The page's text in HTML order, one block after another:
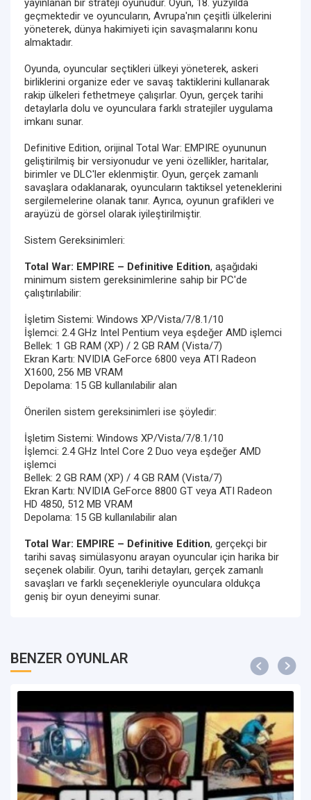
yayınlanan bir strateji oyunudur. Oyun, 18. yüzyılda
geçmektedir ve oyuncuların, Avrupa'nın çeşitli ülkelerini
yöneterek, dünya hakimiyeti için savaşmalarını konu
almaktadır.
Oyunda, oyuncular seçtikleri ülkeyi yöneterek, askeri
birliklerini organize eder ve savaş taktiklerini kullanarak
rakip ülkeleri fethetmeye çalışırlar. Oyun, gerçek tarihi
detaylarla dolu ve oyunculara farklı stratejiler uygulama
imkanı sunar.
Definitive Edition, orijinal Total War: EMPIRE oyununun
geliştirilmiş bir versiyonudur ve yeni özellikler, haritalar,
birimler ve DLC'ler eklenmiştir. Oyun, gerçek zamanlı
savaşlara odaklanarak, oyuncuların taktiksel yeteneklerini
sergilemelerine olanak tanır. Ayrıca, oyunun grafikleri ve
arayüzü de görsel olarak iyileştirilmiştir.
Sistem Gereksinimleri:
Total War: EMPIRE – Definitive Edition, aşağıdaki
minimum sistem gereksinimlerine sahip bir PC'de
çalıştırılabilir:
İşletim Sistemi: Windows XP/Vista/7/8.1/10
İşlemci: 2.4 GHz Intel Pentium veya eşdeğer AMD işlemci
Bellek: 1 GB RAM (XP) / 2 GB RAM (Vista/7)
Ekran Kartı: NVIDIA GeForce 6800 veya ATI Radeon
X1600, 256 MB VRAM
Depolama: 15 GB kullanılabilir alan
Önerilen sistem gereksinimleri ise şöyledir:
İşletim Sistemi: Windows XP/Vista/7/8.1/10
İşlemci: 2.4 GHz Intel Core 2 Duo veya eşdeğer AMD
işlemci
Bellek: 2 GB RAM (XP) / 4 GB RAM (Vista/7)
Ekran Kartı: NVIDIA GeForce 8800 GT veya ATI Radeon
HD 4850, 512 MB VRAM
Depolama: 15 GB kullanılabilir alan
Total War: EMPIRE – Definitive Edition, gerçekçi bir
tarihi savaş simülasyonu arayan oyuncular için harika bir
seçenek olabilir. Oyun, tarihi detayları, gerçek zamanlı
savaşları ve farklı seçenekleriyle oyunculara oldukça
geniş bir oyun deneyimi sunar.
BENZER OYUNLAR